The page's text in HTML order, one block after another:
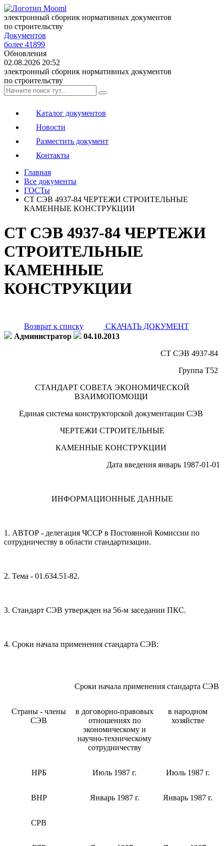
электронный сборник нормативных документов
по строительству
Документов
более 41899
Обновления
02.08.2026 20:52
электронный сборник нормативных документов
по строительству
Каталог документов
Новости
Разместить документ
Контакты
Главная
Все документы
ГОСТы
СТ СЭВ 4937-84 ЧЕРТЕЖИ СТРОИТЕЛЬНЫЕ
КАМЕННЫЕ КОНСТРУКЦИИ
СТ СЭВ 4937-84 ЧЕРТЕЖИ
СТРОИТЕЛЬНЫЕ
КАМЕННЫЕ
КОНСТРУКЦИИ
Возврат к списку
СКАЧАТЬ ДОКУМЕНТ
Администратор
04.10.2013
СТ СЭВ 4937-84
Группа Т52
СТАНДАРТ СОВЕТА ЭКОНОМИЧЕСКОЙ
ВЗАИМОПОМОЩИ
Единая система конструкторской документации СЭВ
ЧЕРТЕЖИ СТРОИТЕЛЬНЫЕ
КАМЕННЫЕ КОНСТРУКЦИИ
Дата введения январь 1987-01-01
ИНФОРМАЦИОННЫЕ ДАННЫЕ
1. АВТОР - делегация ЧССР в Постоянной Комиссии по
сотрудничеству в области стандартизации.
2. Тема - 01.634.51-82.
3. Стандарт СЭВ утвержден на 56-м заседании ПКС.
4. Сроки начала применения стандарта СЭВ:
Сроки начала применения стандарта СЭВ
Страны - члены
СЭВ
в договорно-правовых
отношениях по
экономическому и
научно-техническому
сотрудничеству
в народном
хозяйстве
НРБ Июль 1987 г. Июль 1987 г.
ВНР Январь 1987 г. Январь 1987 г.
СРВ